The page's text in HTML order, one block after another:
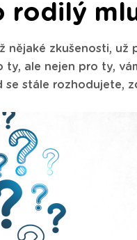
rodilý
nějaké zkušenosti,
ty, ale nejen pro ty,
stále rozhodujete,